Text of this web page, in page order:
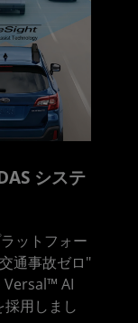
システ
ットフォー
通事故ゼロ"
Versal™ AI
採用しまし